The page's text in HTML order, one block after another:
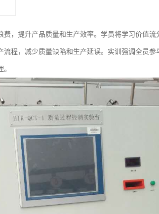
，提升产品质量和生产效率。学员将学习价值流
程，减少质量缺陷和生产延误。实训强调全员参